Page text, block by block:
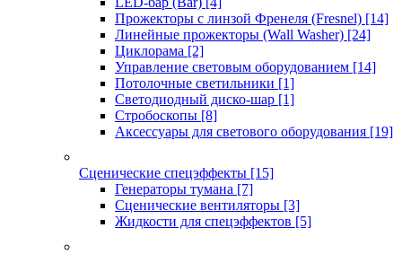
Прожекторы с линзой Френеля (Fresnel) [14]
Линейные прожекторы (Wall Washer) [24]
Циклорама [2]
Управление световым оборудованием [14]
Потолочные светильники [1]
Светодиодный диско-шар [1]
Стробоскопы [8]
Аксессуары для светового оборудования [19]
Сценические спецэффекты [15]
Генераторы тумана [7]
Сценические вентиляторы [3]
Жидкости для спецэффектов [5]